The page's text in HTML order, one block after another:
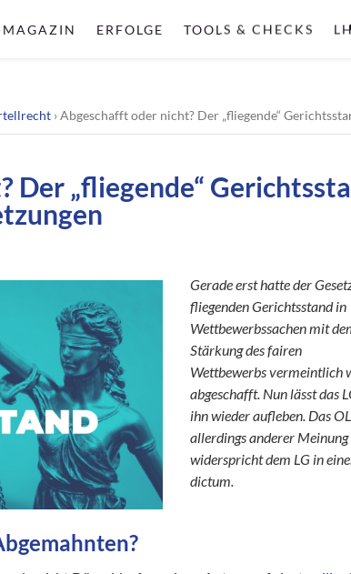
MAGAZIN ERFOLGE TOOLS & CHECKS
›Abgeschafft oder nicht? Der „fliegende“
Der „fliegende“
Gerade erst hatte der
fliegenden Gerichtsstand in
Wettbewerbssachen mit
Stärkung des fairen
Wettbewerbs vermeintlich
abgeschafft. Nun lässt das
ihn wieder aufleben. Das
allerdings anderer
widerspricht dem LG in
dictum.